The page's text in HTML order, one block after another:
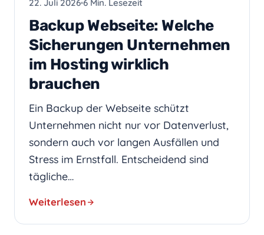
22. Juli 2026 6 Min. Lesezeit
Backup Webseite: Welche
Sicherungen Unternehmen
im Hosting wirklich
brauchen
Ein Backup der Webseite schützt
Unternehmen nicht nur vor Datenverlust,
sondern auch vor langen Ausfällen und
Stress im Ernstfall. Entscheidend sind
tägliche…
Weiterlesen